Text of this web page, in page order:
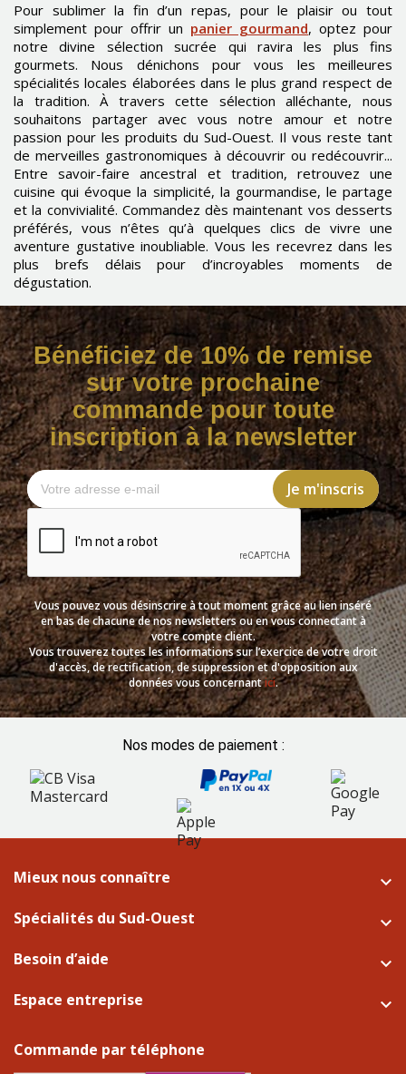
Pour sublimer la fin d’un repas, pour le plaisir ou tout
simplement pour offrir un panier gourmand, optez pour
notre divine sélection sucrée qui ravira les plus fins
gourmets. Nous dénichons pour vous les meilleures
spécialités locales élaborées dans le plus grand respect de
la tradition. À travers cette sélection alléchante, nous
souhaitons partager avec vous notre amour et notre
passion pour les produits du Sud-Ouest. Il vous reste tant
de merveilles gastronomiques à découvrir ou redécouvrir...
Entre savoir-faire ancestral et tradition, retrouvez une
cuisine qui évoque la simplicité, la gourmandise, le partage
et la convivialité. Commandez dès maintenant vos desserts
préférés, vous n’êtes qu’à quelques clics de vivre une
aventure gustative inoubliable. Vous les recevrez dans les
plus brefs délais pour d’incroyables moments de
dégustation.
Bénéficiez de 10% de remise
sur votre prochaine
commande pour toute
inscription à la newsletter
Vous pouvez vous désinscrire à tout moment grâce au lien inséré
en bas de chacune de nos newsletters ou en vous connectant à
votre compte client.
Vous trouverez toutes les informations sur l’exercice de votre droit
d'accès, de rectification, de suppression et d'opposition aux
données vous concernantici.
Nos modes de paiement :
Mieux nous connaître 
Spécialités du Sud-Ouest 
Besoin d’aide 
Espace entreprise 
Commande par téléphone